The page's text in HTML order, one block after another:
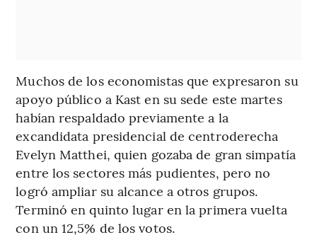
Muchos de los economistas que expresaron su
apoyo público a Kast en su sede este martes
habían respaldado previamente a la
excandidata presidencial de centroderecha
Evelyn Matthei, quien gozaba de gran simpatía
entre los sectores más pudientes, pero no
logró ampliar su alcance a otros grupos.
Terminó en quinto lugar en la primera vuelta
con un 12,5% de los votos.